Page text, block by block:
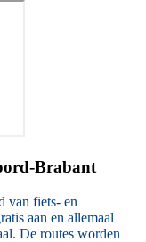
Brabant
van fiets- en
aan en allemaal
De routes worden